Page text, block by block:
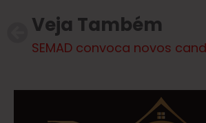
Veja Também